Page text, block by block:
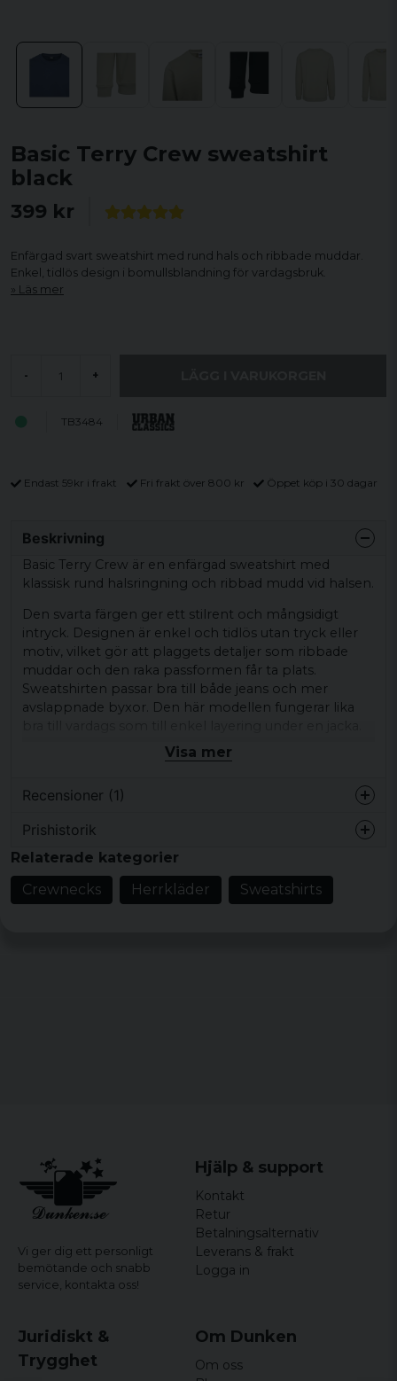
Basic Terry Crew sweatshirt
black
399 kr
Enfärgad svart sweatshirt med rund hals och ribbade muddar.
Enkel, tidlös design i bomullsblandning för vardagsbruk.
Läs mer
- +
TB3484
Endast 59kr i frakt Fri frakt över 800 kr Öppet köp i 30 dagar
Beskrivning
Basic Terry Crew är en enfärgad sweatshirt med
klassisk rund halsringning och ribbad mudd vid halsen.
Den svarta färgen ger ett stilrent och mångsidigt
intryck. Designen är enkel och tidlös utan tryck eller
motiv, vilket gör att plaggets detaljer som ribbade
muddar och den raka passformen får ta plats.
Sweatshirten passar bra till både jeans och mer
avslappnade byxor. Den här modellen fungerar lika
Kombinera gärna med sneakers och en keps för en
Design/detaljer:
enfärgad design, ribbad mudd vid halsen,
muddar
Stil/känsla:Tydligt designuttryck
Visa mer
Recensioner (1)
Snygg och riktigt skön tröja med bra
passform.
Prishistorik
Relaterade kategorier
Crewnecks
Herrkläder Sweatshirts
Vi ger dig ett personligt
bemötande och snabb
service, kontakta oss!
Hjälp & support
Kontakt
Retur
Betalningsalternativ
Leverans & frakt
Logga in
Juridiskt &
Trygghet
Om Dunken
Om oss